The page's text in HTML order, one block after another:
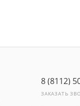
8 (8112)
ЗАКАЗАТЬ